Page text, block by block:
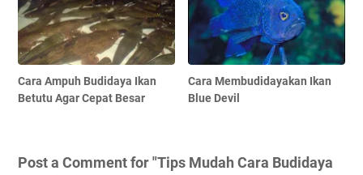
Cara Ampuh Budidaya Ikan
Betutu Agar Cepat Besar
Cara Membudidayakan Ikan
Blue Devil
Post a Comment for "Tips Mudah Cara Budidaya